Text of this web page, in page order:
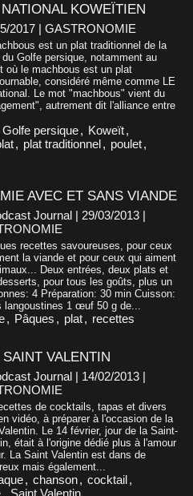
KOWEÏTIEN
2017 | GASTRONOMIE
est un plat traditionnel de la
du Golfe persique, notamment au
où le machbous est un plat
considéré même comme LE
Le mot "machbous" vient du
autrement dit l'alliance entre
Golfe persique, Koweït,
, plat traditionnel, poulet,
AVEC ET SANS VIANDE
Journal | 29/03/2013 |
recettes savoureuses, pour ceux
la viande et pour ceux qui aiment
Deux entrées, deux plats et
pour tous les goûts, plus un
4 Préparation: 30 min Cuisson:
1 œuf 50 g de...
, Pâques , plat, recettes
VALENTIN
Journal | 14/02/2013 |
de cocktails, tapas et divers
vidéo, à préparer à l'occasion de la
Le 14 février, jour de la Saint-
était à l'origine dédié plus à l'amour
La Saint Valentin est dans de
mais également...
, chanson, cocktail,
, Saint Valentin